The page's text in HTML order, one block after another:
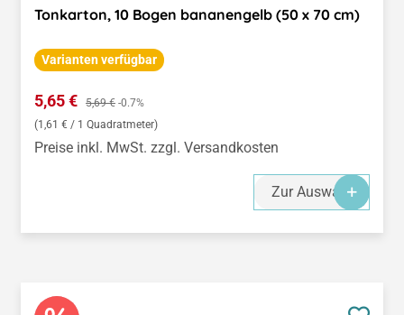
Tonkarton, 10 Bogen bananengelb (50 x 70 cm)
Varianten verfügbar
Verkaufspreis:
5,65 € Regulärer Preis:
5,69 € -0.7%
(1,61 € / 1 Quadratmeter)
Preise inkl. MwSt. zzgl. Versandkosten
Zur Auswahl